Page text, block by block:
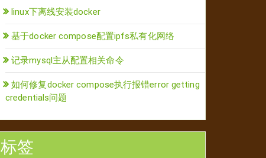
linux下离线安装docker
基于docker compose配置ipfs私有化网络
记录mysql主从配置相关命令
如何修复docker compose执行报错error getting
credentials问题
标签